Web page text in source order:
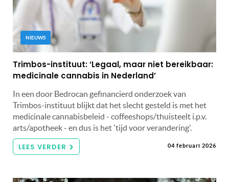
NIEUWS
Trimbos-instituut: ‘Legaal, maar niet bereikbaar:
medicinale cannabis in Nederland’
In een door Bedrocan gefinancierd onderzoek van
Trimbos-instituut blijkt dat het slecht gesteld is met het
medicinale cannabisbeleid - coffeeshops/thuisteelt i.p.v.
arts/apotheek - en dus is het 'tijd voor verandering'.
LEES VERDER 04 februari 2026